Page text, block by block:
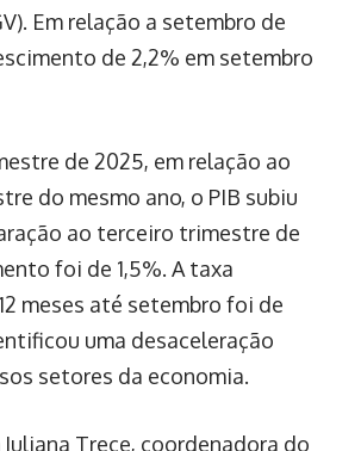
Em relação a setembro de
de 2,2% em setembro
de 2025, em relação ao
do mesmo ano, o PIB subiu
ao terceiro trimestre de
foi de 1,5%. A taxa
meses até setembro foi de
uma desaceleração
setores da economia.
Trece, coordenadora do